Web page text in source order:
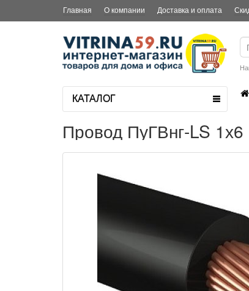
Главная О компании Доставка и оплата
КАТАЛОГ
Провод ПуГВнг-LS